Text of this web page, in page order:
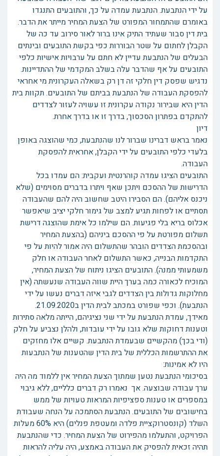
על ידי הנתבעת. הנתבעת עמדה על כך, והתובעים התנגדו
באומרם שהתמחור המפורט של הצעת המחיר מייתר את הדבר.
בית דין סבור שעתיד התיק אינו ברור לאור סירוב עד כה של
הקבלן לחתום על שטר הבוררות כפי בקשת התובעים ובינתים
הבעלים של הנתבעת עדיין לא חתם על ערבויות אישיות כלפי
התובעים על אף שהדבר עלה בשלב המקדמי של ההתדיינות.
נדגיש שפסק דין חלקי זה דן רק בשאלה העקרונית מי אחראי
להפסקת העבודה של הנתבעת בביתם של התובעים. תקוות בית
הדין היא שבירור נקודה עקרונית זו עשויה לעזור לצדדים
להתקדם בפתרון הסכסוך, בדרך זו או בדרך אחרת.
דיון
נאמר בראש דברינו שברור לנו שהנתבעת, כמי שהוצגה באופן
בלעדי כלפי התובעים על ידי הקבלן, אחראית להפסקת
העבודה.
התובעים הציגו עמדה קוהרנטית ועקבית: הם עמדו בכל
הדרישות של ההסכם ויתכן שאף ויתרו בדברים מסוימים (שלא
ניכנס אליהם). הם הסבירו היטב שחשוב היה להם שהעבודה
תסתיים או לפחות תגיע למצב של גימור חלקי יציב שיאפשר
אכלוס בריא בלי פגיעות. הם שילמו כל אימת שהוצגה דרישת
תשלום מפורטת על פי ההסכם ביניהם (בהצעת המחיר
ובהסכמת הצדדים הובהר שהתשלום היה אמור להיות על פי
התקדמות הבנייה, כאשר התשלום לאחר העבודה או חלק
משמעותי ממנה). התובעים הציגו ניתוח של הצעת המחיר,
המוכיח לכאורה כמה בערך היית שווה העבודה שנעשתה (אין
מחלוקות גדולות בין הצדדים לגבי איזה דברים נעשו על ידי
הנתבעת). וכפי שפורט במכתב לבית הדין ב21.09.2020.
מאידך, עמדת הנתבעת על ידי שני נציגיהם, הייתה מלאה סתירות
וטענות דחוקות שלא גובו על ידי עובדות, ולהלן נצביע על חלק
(ודי בכך) מהקשיים שבעמדת הנתבעת. קשיים אלו מחזקים
את ההתרשמות הכללית של בית הדין שהטענות של הנתבעות
היו לא אמינות:
בסיכומי הנתבעת נטען שמתוך הצעת המחיר אין ללמוד מה היה
ערך עבודה שבוצעה. אך נאמרו רק דברים כלליים, ללא גיבוי
במספרים או טענות ספציפיות המראות טעויות של ממש
בחישובים של התובעים. הנתבעת הסתמכה על הנחה שעבודת
השלד (קונסטרוקציית פלדה ומעטפת פנלים) היא 60% מעלות
הפרויקט, והתעלמו מהפירוט של הצעת המחיר. כדי שהנתבעת
תהיה זכאית להפסיק את העבודה באמצע, היה עליה להראות